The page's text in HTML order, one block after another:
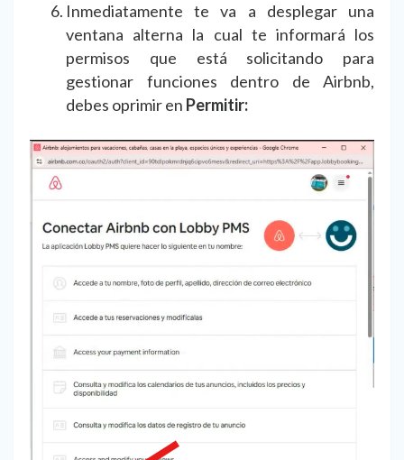
Inmediatamente te va a desplegar una
ventana alterna la cual te informará los
permisos que está solicitando para
gestionar funciones dentro de Airbnb,
debes oprimir en Permitir: